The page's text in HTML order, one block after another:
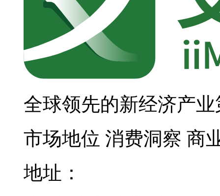
全球领先的新经济产
市场地位 消费洞察 商
地址：